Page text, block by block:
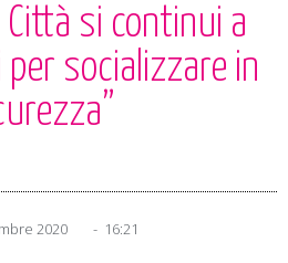
si continui a
socializzare in
2020 - 16:21